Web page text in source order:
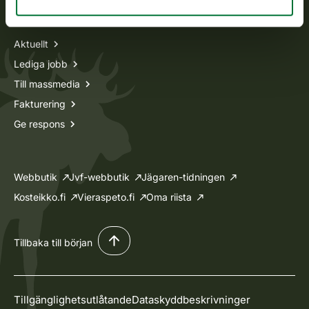
Information om oss
Aktuellt
Lediga jobb
Till massmedia
Fakturering
Ge respons
Webbutik Jvf-webbutik
Jägaren-tidningen
Kosteikko.fi
Vieraspeto.fi Oma riista
Tillbaka till början
TillgänglighetsutlåtandeDataskyddbeskrivninger